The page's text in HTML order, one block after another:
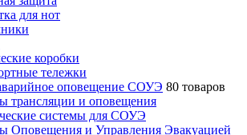
для нот
коробки
тележки
оповещение СОУЭ 80 товаров
трансляции и оповещения
системы для СОУЭ
Оповещения и Управления Эвакуацией